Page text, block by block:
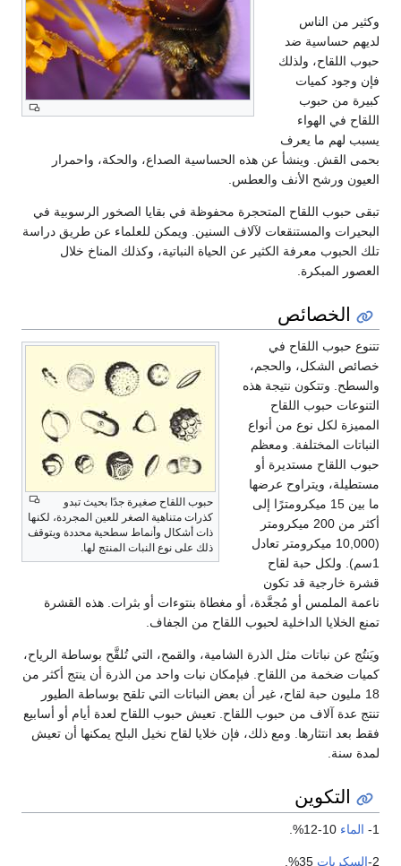
الناس
ضد
ولذلك
كميات
حبوب
الهواء
ما يعرف
وينشأ عن هذه الحساسية الصداع، والحكة، واحمرار
ورشح الأنف والعطس.
اللقاح المتحجرة محفوظة في بقايا الصخور الرسوبية في
والمستنقعات لآلاف السنين. ويمكن للعلماء عن طريق دراسة
معرفة الكثير عن الحياة النباتية، وكذلك المناخ خلال
حبوب اللقاح صغيرة جدًا بحيث تبدو
كذرات متناهية الصغر للعين المجردة، لكنها
ذات أشكال وأنماط سطحية محددة ويتوقف
ذلك على نوع النبات المنتج لها.
اللقاح في
والحجم،
وتتكون نتيجة هذه
حبوب اللقاح
لكل نوع من أنواع
المختلفة. ومعظم
مستديرة أو
ويتراوح عرضها
ما بين 15 ميكرومترًا إلى
أكثر من 200 ميكرومتر
(10,000 ميكرومتر تعادل
حبة لقاح
قد تكون
أو مُجعَّدة، أو مغطاة بنتوءات أو بثرات. هذه القشرة
الداخلية لحبوب اللقاح من الجفاف.
نباتات مثل الذرة الشامية، والقمح، التي تُلقَّح بوساطة الرياح،
من اللقاح. فبإمكان نبات واحد من الذرة أن ينتج أكثر من
حبة لقاح، غير أن بعض النباتات التي تلقح بوساطة الطيور
آلاف من حبوب اللقاح. تعيش حبوب اللقاح لعدة أيام أو أسابيع
ومع ذلك، فإن خلايا لقاح نخيل البلح يمكنها أن تعيش
35%.